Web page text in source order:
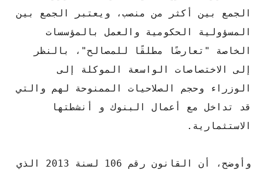
الجمع بين أكثر من منصب، ويعتبر الجمع بين
المسؤولية الحكومية والعمل بالمؤسسات
الخاصة "تعارضًا مطلقًا للمصالح"، بالنظر
إلى الاختصاصات الواسعة الموكلة إلى
الوزراء وحجم الصلاحيات الممنوحة لهم والتي
قد تداخل مع أعمال البنوك و أنشطتها
الاستثمارية.
وأوضح، أن القانون رقم 106 لسنة 2013 الذي